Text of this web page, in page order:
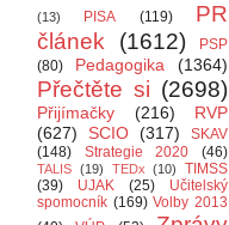
(13)
PISA (119)
PR
článek
(1612)
PSP
(80)
Pedagogika (1364)
Přečtěte si (2698)
Přijímačky (216)
RVP
(627)
SCIO (317)
SKAV
(148)
Strategie 2020 (46)
TALIS (19) TEDx (10)
TIMSS
(39)
UJAK (25)
Učitelský
spomocník (169) Volby 2013